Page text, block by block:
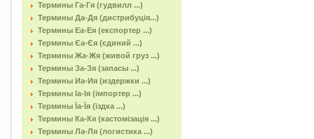
Термины Га-Гя (гудвилл ...)
Термины Да-Дя (дистрибуція...)
Термины Еа-Ея (експортер ...)
Термины Єа-Єя (єдиний ...)
Термины Жа-Жя (живой груз ...)
Термины За-Зя (запасы ...)
Термины Иа-Ия (издержки ...)
Термины Іа-Ія (імпортер ...)
Термины Їа-Їя (їздка ...)
Термины Ка-Кя (кастомізація ...)
Термины Ла-Ля (логистика ...)